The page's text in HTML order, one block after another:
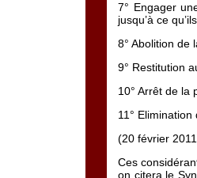
7° Engager
jusqu’à ce
8° Abolition de
9° Restitution
10° Arrêt de la
11°
(20 février
Ces
on citera le